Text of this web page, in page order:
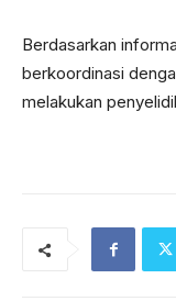
Berdasarkan
berkoordinasi
melakukan